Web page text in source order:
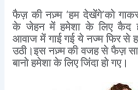
फैज़ की नज़्म‘हम देखेंगे’को
के जेहन में हमेशा के लिए कैद
आवाज में गाई गई ये नज्म फिर से
उठी।इस नज़्म की वजह से फैज़
बानोहमेशाकेलिएजिंदाहोगए।